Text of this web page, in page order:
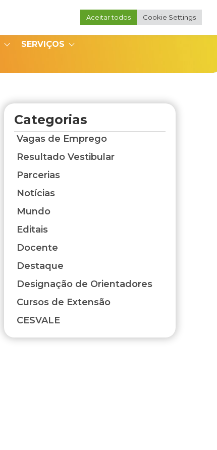
Portal do Coordenador
SERVIÇOS
Categorias
Vagas de Emprego
Resultado Vestibular
Parcerias
Notícias
Mundo
Editais
Docente
Destaque
Designação de Orientadores
Cursos de Extensão
CESVALE
Aceitar todos Cookie Settings